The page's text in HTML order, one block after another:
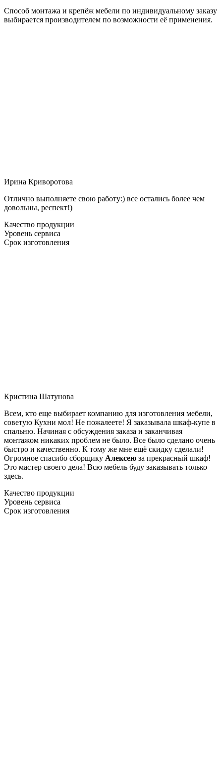
Способ монтажа и крепёж мебели по индивидуальному заказу
выбирается производителем по возможности её применения.
Ирина Криворотова
Отлично выполняете свою работу:) все остались более чем
довольны, респект!)
Качество продукции
Уровень сервиса
Срок изготовления
Кристина Шатунова
Всем, кто еще выбирает компанию для изготовления мебели,
советую Кухни мол! Не пожалеете! Я заказывала шкаф-купе в
спальню. Начиная с обсуждения заказа и заканчивая
монтажом никаких проблем не было. Все было сделано очень
быстро и качественно. К тому же мне ещё скидку сделали!
Огромное спасибо сборщику Алексею за прекрасный шкаф!
Это мастер своего дела! Всю мебель буду заказывать только
здесь.
Качество продукции
Уровень сервиса
Срок изготовления